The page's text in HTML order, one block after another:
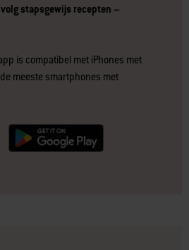
stapsgewijs recepten –
is compatibel met iPhones met
meeste smartphones met
null